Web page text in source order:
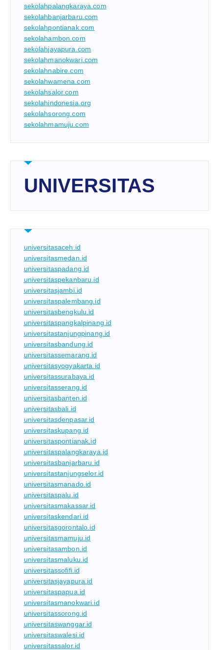
sekolahpalangkaraya.com
sekolahbanjarbaru.com
sekolahpontianak.com
sekolahambon.com
sekolahjayapura.com
sekolahmanokwari.com
sekolahnabire.com
sekolahwamena.com
sekolahsalor.com
sekolahindonesia.org
sekolahsorong.com
sekolahmamuju.com
UNIVERSITAS
universitasaceh.id
universitasmedan.id
universitaspadang.id
universitaspekanbaru.id
universitasjambi.id
universitaspalembang.id
universitasbengkulu.id
universitaspangkalpinang.id
universitastanjungpinang.id
universitasbandung.id
universitassemarang.id
universitasyogyakarta.id
universitassurabaya.id
universitasserang.id
universitasbanten.id
universitasbali.id
universitasdenpasar.id
universitaskupang.id
universitaspontianak.id
universitaspalangkaraya.id
universitasbanjarbaru.id
universitastanjungselor.id
universitasmanado.id
universitaspalu.id
universitasmakassar.id
universitaskendari.id
universitasgorontalo.id
universitasmamuju.id
universitasambon.id
universitasmaluku.id
universitassofifi.id
universitasjayapura.id
universitaspapua.id
universitasmanokwari.id
universitassorong.id
universitaswanggar.id
universitaswalesi.id
universitassalor.id